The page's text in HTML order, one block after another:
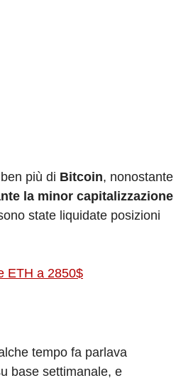
più di Bitcoin, nonostante
la minor capitalizzazione
state liquidate posizioni
ETH a 2850$
tempo fa parlava
base settimanale, e